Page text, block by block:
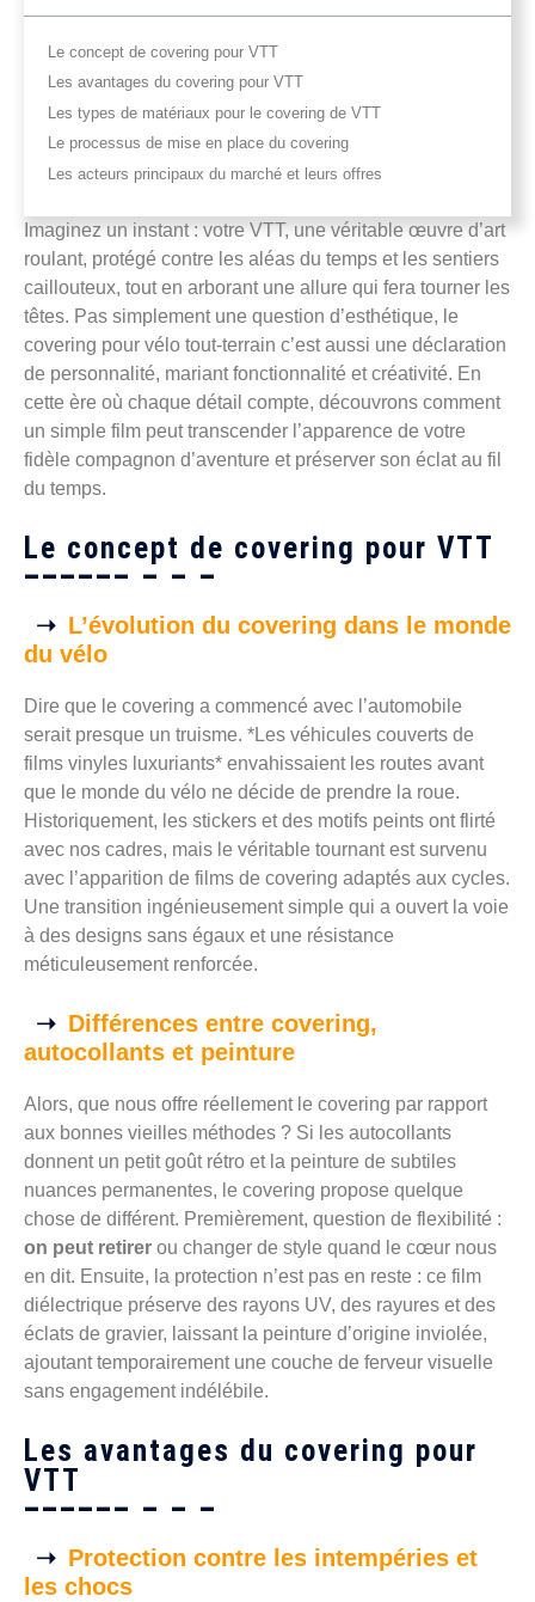
Le concept de covering pour VTT
Les avantages du covering pour VTT
Les types de matériaux pour le covering de VTT
Le processus de mise en place du covering
Les acteurs principaux du marché et leurs offres
Imaginez un instant : votre VTT, une véritable œuvre d’art
roulant, protégé contre les aléas du temps et les sentiers
caillouteux, tout en arborant une allure qui fera tourner les
têtes. Pas simplement une question d’esthétique, le
covering pour vélo tout-terrain c’est aussi une déclaration
de personnalité, mariant fonctionnalité et créativité. En
cette ère où chaque détail compte, découvrons comment
un simple film peut transcender l’apparence de votre
fidèle compagnon d’aventure et préserver son éclat au fil
du temps.
Le concept de covering pour VTT
L’évolution du covering dans le monde
du vélo
Dire que le covering a commencé avec l’automobile
serait presque un truisme. *Les véhicules couverts de
films vinyles luxuriants* envahissaient les routes avant
que le monde du vélo ne décide de prendre la roue.
Historiquement, les stickers et des motifs peints ont flirté
avec nos cadres, mais le véritable tournant est survenu
avec l’apparition de films de covering adaptés aux cycles.
Une transition ingénieusement simple qui a ouvert la voie
à des designs sans égaux et une résistance
méticuleusement renforcée.
Différences entre covering,
autocollants et peinture
Alors, que nous offre réellement le covering par rapport
aux bonnes vieilles méthodes ? Si les autocollants
donnent un petit goût rétro et la peinture de subtiles
nuances permanentes, le covering propose quelque
chose de différent. Premièrement, question de flexibilité :
on peut retirer ou changer de style quand le cœur nous
en dit. Ensuite, la protection n’est pas en reste : ce film
diélectrique préserve des rayons UV, des rayures et des
éclats de gravier, laissant la peinture d’origine inviolée,
ajoutant temporairement une couche de ferveur visuelle
sans engagement indélébile.
Les avantages du covering pour
VTT
Protection contre les intempéries et
les chocs